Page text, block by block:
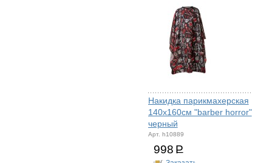
Накидка парикмахерская
140х160см "barber horror"
черный
Арт. h10889
998 Р